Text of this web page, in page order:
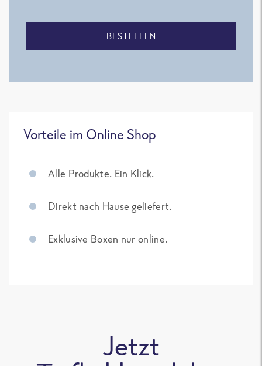
BESTELLEN
Vorteile im Online Shop
Alle Produkte. Ein Klick.
Direkt nach Hause geliefert.
Exklusive Boxen nur online.
Jetzt